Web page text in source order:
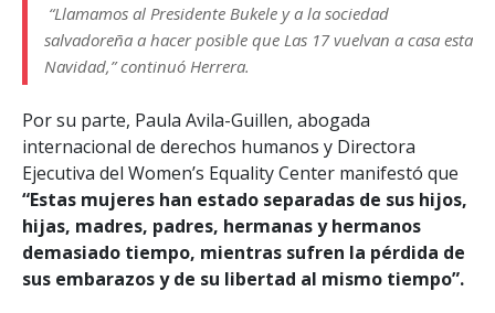
“Llamamos al Presidente Bukele y a la sociedad
salvadoreña a hacer posible que Las 17 vuelvan a casa esta
Navidad,” continuó Herrera.
Por su parte, Paula Avila-Guillen, abogada
internacional de derechos humanos y Directora
Ejecutiva del Women’s Equality Center manifestó que
“Estas mujeres han estado separadas de sus hijos,
hijas, madres, padres, hermanas y hermanos
demasiado tiempo, mientras sufren la pérdida de
sus embarazos y de su libertad al mismo tiempo”.